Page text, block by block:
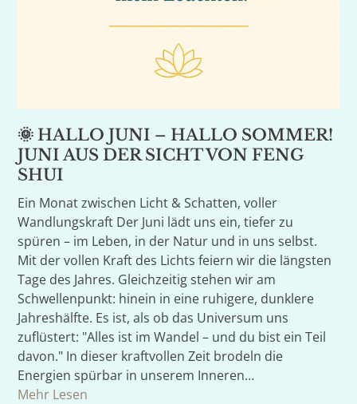
🌞 HALLO JUNI – HALLO SOMMER!
JUNI AUS DER SICHT VON FENG
SHUI
Ein Monat zwischen Licht & Schatten, voller
Wandlungskraft Der Juni lädt uns ein, tiefer zu
spüren – im Leben, in der Natur und in uns selbst.
Mit der vollen Kraft des Lichts feiern wir die längsten
Tage des Jahres. Gleichzeitig stehen wir am
Schwellenpunkt: hinein in eine ruhigere, dunklere
Jahreshälfte. Es ist, als ob das Universum uns
zuflüstert: "Alles ist im Wandel – und du bist ein Teil
davon." In dieser kraftvollen Zeit brodeln die
Energien spürbar in unserem Inneren…
Mehr Lesen